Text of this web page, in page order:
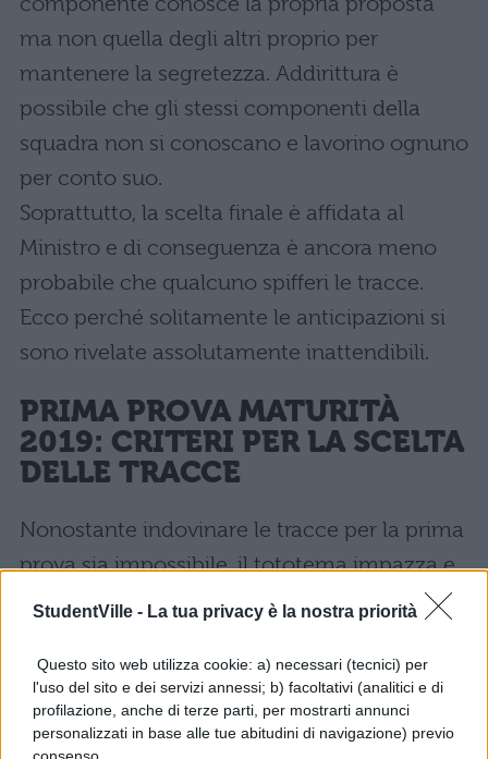
StudentVille - La tua privacy è la nostra priorità
Questo sito web utilizza cookie: a) necessari (tecnici) per
l'uso del sito e dei servizi annessi; b) facoltativi (analitici e di
profilazione, anche di terze parti, per mostrarti annunci
personalizzati in base alle tue abitudini di navigazione) previo
ma non quella degli altri proprio per
mantenere la segretezza. Addirittura è
possibile che gli stessi componenti della
squadra non si conoscano e lavorino ognuno
per conto suo.
Soprattutto, la scelta finale è affidata al
Ministro e di conseguenza è ancora meno
probabile che qualcuno spifferi le tracce.
Ecco perché solitamente le anticipazioni si
sono rivelate assolutamente inattendibili.
PRIMA PROVA MATURITÀ
2019: CRITERI PER LA SCELTA
DELLE TRACCE
Nonostante indovinare le tracce per la prima
prova sia impossibile, il tototema impazza e
gli studenti corrono a cercare informazioni,
sperando che siano quelli giusti e si va a
caccia di anniversari e grandi eventi.
Qualche appiglio in effetti lo possiamo pure